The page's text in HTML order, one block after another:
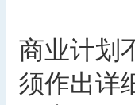
商业计划
须作出详